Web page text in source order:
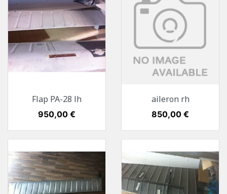
Flap PA-28 lh
Preis
950,00 €
aileron rh
Preis
850,00 €